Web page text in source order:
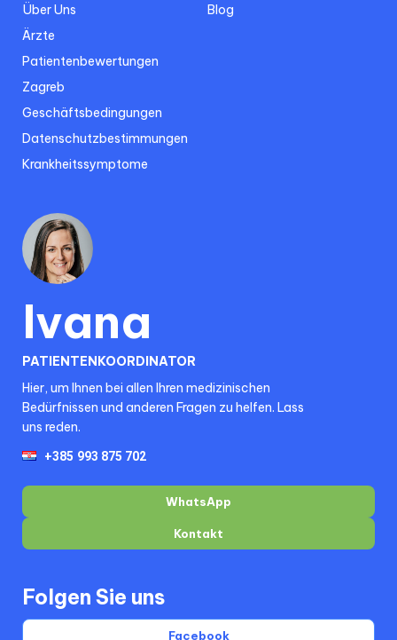
Über Uns
Ärzte
Patientenbewertungen
Zagreb
Geschäftsbedingungen
Datenschutzbestimmungen
Krankheitssymptome
Blog
Ivana
PATIENTENKOORDINATOR
Hier, um Ihnen bei allen Ihren medizinischen
Bedürfnissen und anderen Fragen zu helfen. Lass
uns reden.
Kontakt
WhatsApp
Folgen Sie uns
Facebook